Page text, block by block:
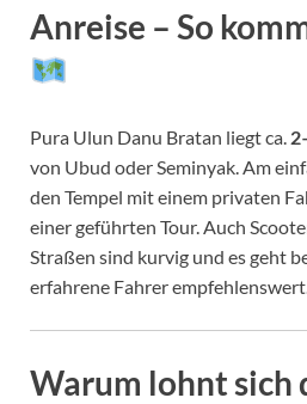
Anreise – So
Pura Ulun Danu Bratan liegt ca.
von Ubud oder Seminyak. Am
den Tempel mit einem privaten
einer geführten Tour. Auch
Straßen sind kurvig und es geht
erfahrene Fahrer empfehlenswert.
Warum lohnt sich